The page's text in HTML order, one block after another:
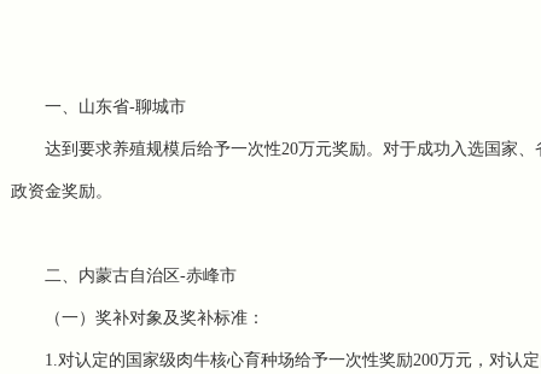
一、山东省-聊城市
达到要求养殖规模后给予一次性20万元奖励。对于成功入选国家
政资金奖励。
二、内蒙古自治区-赤峰市
（一）奖补对象及奖补标准：
1.对认定的国家级肉牛核心育种场给予一次性奖励200万元，对认